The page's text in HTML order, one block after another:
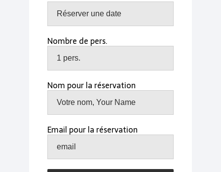
Nombre de pers.
Nom pour la réservation
Email pour la réservation